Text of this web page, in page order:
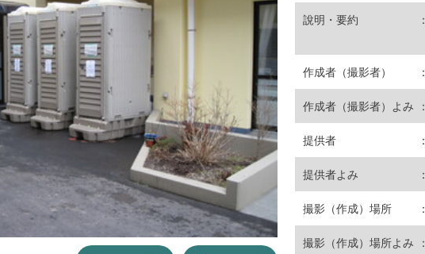
說明・要約 ：
作成者（撮影者） ：
作成者（撮影者）よみ ：
提供者 ：
提供者よみ ：
撮影（作成）場所 ：
撮影（作成）場所よみ ：